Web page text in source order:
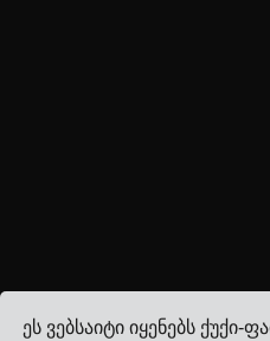
ეს ვებსაიტი იყენებს ქუქი-